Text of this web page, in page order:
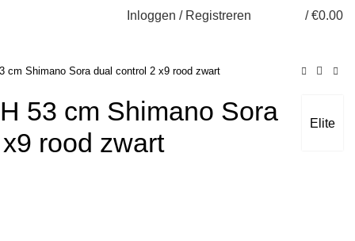
Inloggen / Registreren / €0.00
cm Shimano Sora dual control 2 x9 rood zwart
Elite
53 cm Shimano Sora
rood zwart